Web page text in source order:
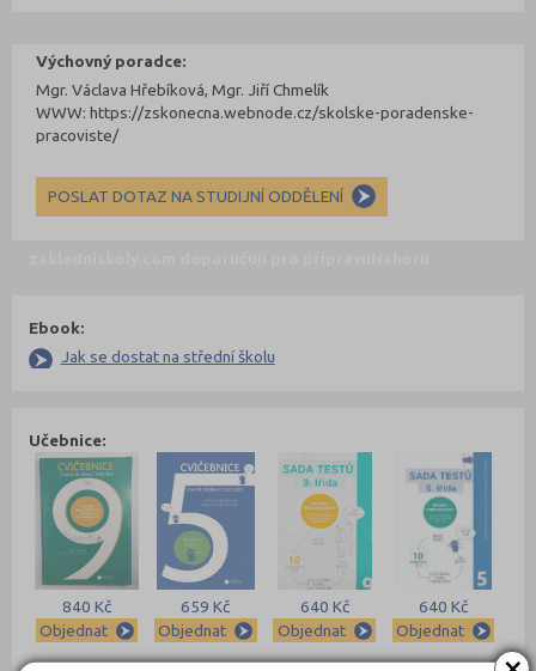
Výchovný poradce:
Mgr. Václava Hřebíková, Mgr. Jiří Chmelík
WWW: https://zskonecna.webnode.cz/skolske-poradenske-
pracoviste/
POSLAT DOTAZ NA STUDIJNÍ ODDĚLENÍ
Ebook:
Jak se dostat na střední školu
Učebnice:
840 Kč
Objednat
659 Kč
Objednat
640 Kč
Objednat
640 Kč
Objednat